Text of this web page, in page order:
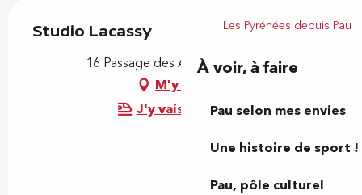
Les Pyrénées depuis Pau
À voir, à faire
Pau selon mes envies
Une histoire de sport !
Pau, pôle culturel
Studio Lacassy
16 Passage des Alliés, 64000 Pau
M'y rendre
J'y vais en train !